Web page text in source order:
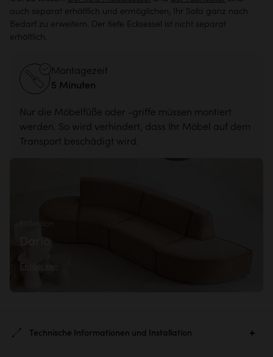
auch separat erhältlich und ermöglichen, Ihr Sofa ganz nach
Bedarf zu erweitern. Der tiefe Ecksessel ist nicht separat
erhältlich.
Montagezeit
5 Minuten
Nur die Möbelfüße oder -griffe müssen montiert
werden. So wird verhindert, dass Ihr Möbel auf dem
Transport beschädigt wird.
Kollektion
Dario
Entdecken
Technische Informationen und Installation